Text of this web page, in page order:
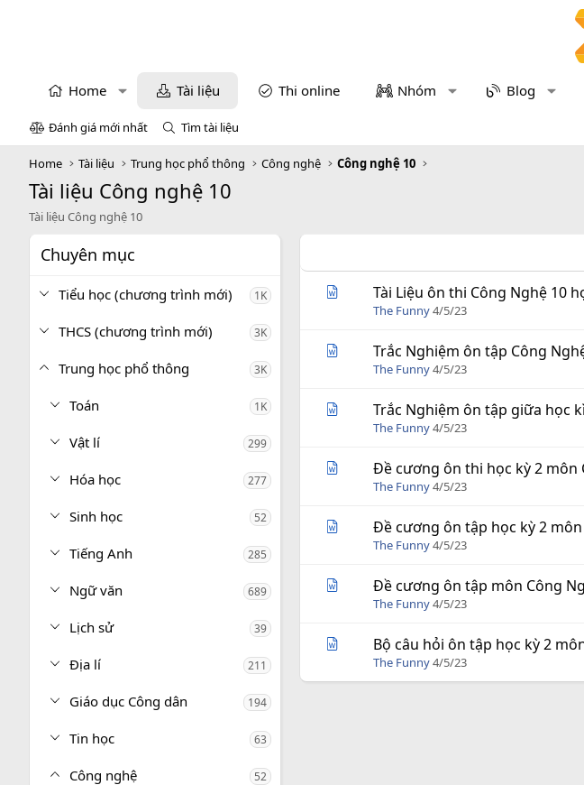
Home Tài liệu Thi online Nhóm Blog
Đánh giá mới nhất Tìm tài liệu
Home Tài liệu Trung học phổ thông Công nghệ Công nghệ 10
Tài liệu Công nghệ 10
Tài liệu Công nghệ 10
Chuyên mục
Tiểu học (chương trình mới) 1K
THCS (chương trình mới) 3K
Trung học phổ thông 3K
Toán 1K
Vật lí 299
Hóa học 277
Sinh học 52
Tiếng Anh 285
Ngữ văn 689
Lịch sử 39
Địa lí 211
Giáo dục Công dân 194
Tin học 63
Công nghệ 52
Tài Liệu ôn thi Công Nghệ 10
The Funny4/5/23
Trắc Nghiệm ôn tập Công
The Funny4/5/23
Trắc Nghiệm ôn tập giữa học
The Funny4/5/23
Đề cương ôn thi học kỳ 2 môn
The Funny4/5/23
Đề cương ôn tập học kỳ 2
The Funny4/5/23
Đề cương ôn tập môn Công
The Funny4/5/23
Bộ câu hỏi ôn tập học kỳ 2
The Funny4/5/23